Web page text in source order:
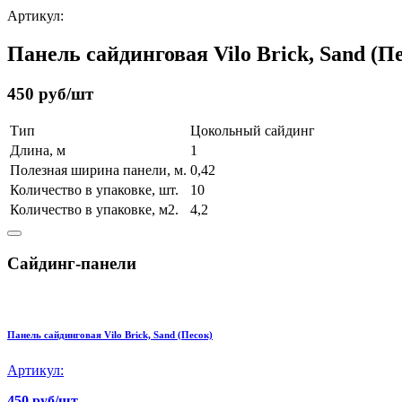
Артикул:
Панель сайдинговая Vilo Brick, Sand
450 руб/шт
Тип
Цокольный сайдинг
Длина, м
1
Полезная ширина панели, м. 0,42
Количество в упаковке, шт.
10
Количество в упаковке, м2.
4,2
Сайдинг-панели
Панель сайдинговая Vilo Brick, Sand (Песок)
Артикул: